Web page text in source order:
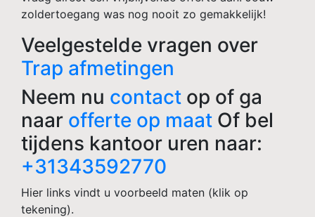
zoldertoegang was nog nooit zo gemakkelijk!
Veelgestelde vragen over
Trap afmetingen
Neem nu contact op of ga
naar offerte op maat Of bel
tijdens kantoor uren naar:
+31343592770
Hier links vindt u voorbeeld maten (klik op
tekening).